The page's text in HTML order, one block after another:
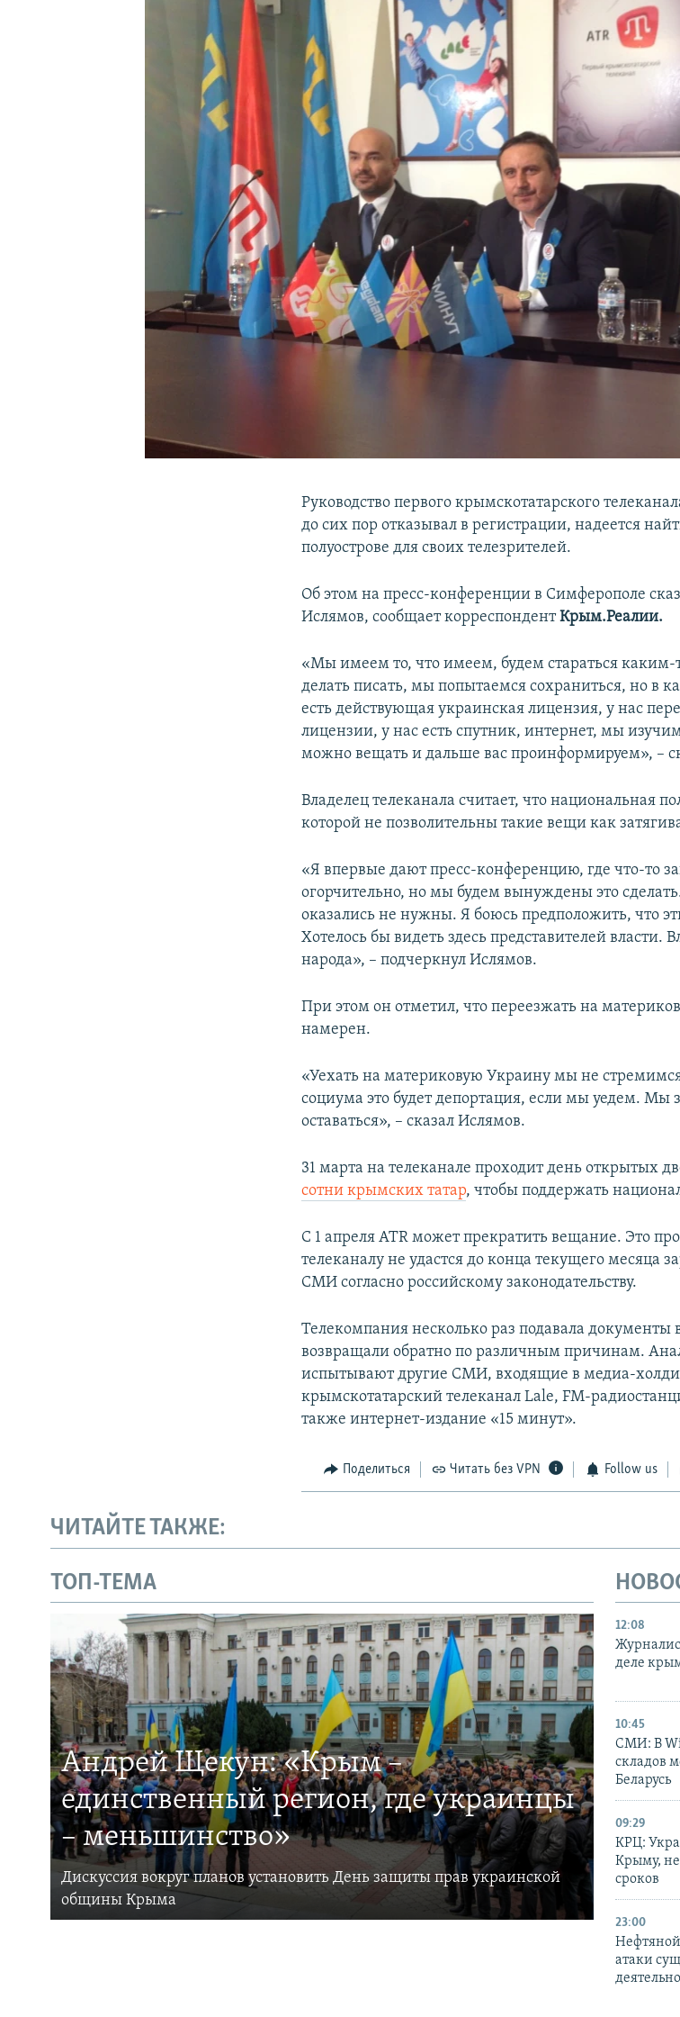
УКРАИНСКАЯ ПРОБЛЕМА КРЫМА
Руководство первого крымскотатарского
до сих пор отказывал в регистрации, надеется
полуострове для своих телезрителей.
Об этом на пресс-конференции в Симферополе
Ислямов, сообщает корреспондентКрым.Реалии.
«Мы имеем то, что имеем, будем стараться каким-
делать писать, мы попытаемся сохраниться, но в
есть действующая украинская лицензия, у нас
лицензии, у нас есть спутник, интернет, мы
можно вещать и дальше вас проинформируем», –
Владелец телеканала считает, что национальная
которой не позволительны такие вещи как
«Я впервые дают пресс-конференцию, где что-то
огорчительно, но мы будем вынуждены это
оказались не нужны. Я боюсь предположить, что
Хотелось бы видеть здесь представителей власти.
народа», – подчеркнул Ислямов.
При этом он отметил, что переезжать на
намерен.
«Уехать на материковую Украину мы не
социума это будет депортация, если мы уедем. Мы
оставаться», – сказал Ислямов.
31 марта на телеканале проходит день открытых
сотни крымских татар, чтобы поддержать
С 1 апреля ATR может прекратить вещание. Это
телеканалу не удастся до конца текущего месяца
СМИ согласно российскому законодательству.
Телекомпания несколько раз подавала документы
возвращали обратно по различным причинам.
испытывают другие СМИ, входящие в медиа-
крымскотатарский телеканал Lale, FM-
также интернет-издание «15 минут».
Поделиться Читать без VPN Follow us
ЧИТАЙТЕ ТАКЖЕ:
ТОП-ТЕМА
Андрей Щекун: «Крым –
единственный регион, где украинцы
– меньшинство»
Дискуссия вокруг планов установить День защиты прав украинской
общины Крыма
12:08
деле
10:45
СМИ: В
складов
Беларусь
09:29
КРЦ:
Крыму, не
сроков
23:00
Нефтяной
атаки